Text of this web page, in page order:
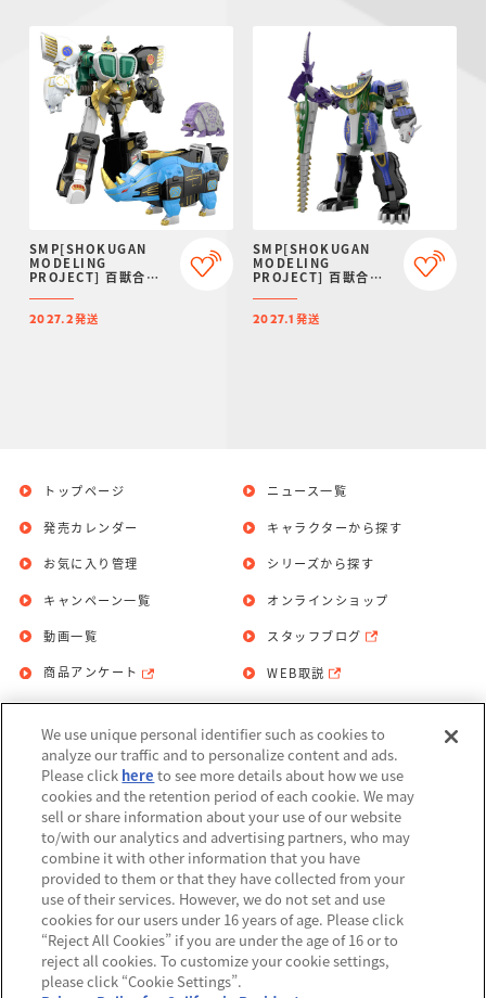
SMP[SHOKUGAN
MODELING
PROJECT] 百獣合体
ノス＆ガオマジロ【再
販：2027年2月発送】
2027.2発送
SMP[SHOKUGAN
MODELING
PROJECT] 百獣合体
2027年1月発送】
2027.1 発送
トップページ
発売カレンダー
お気に入り管理
ニュース一覧
キャラクターから探す
シリーズから探す
キャンペーン一覧
動画一覧
商品アンケート
オンラインショップ
スタッフブログ
WEB取説
お問い合わせ 個人情報保護方針
利用規約
Do Not Sell or Share My Personal
Information
アレルギー情報
We use unique personal identifier such as cookies to
analyze our traffic and to personalize content and ads.
Please click here to see more details about how we use
cookies and the retention period of each cookie. We may
sell or share information about your use of our website
to/with our analytics and advertising partners, who may
combine it with other information that you have
provided to them or that they have collected from your
use of their services. However, we do not set and use
cookies for our users under 16 years of age. Please click
“Reject All Cookies” if you are under the age of 16 or to
reject all cookies. To customize your cookie settings,
please click “Cookie Settings”.